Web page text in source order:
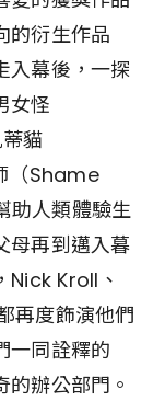
的衍生作品
入幕後，一探
女怪
貓
（Shame
助人類體驗生
母再到邁入暮
Nick Kroll、
度飾演他們
一同詮釋的
的辦公部門。